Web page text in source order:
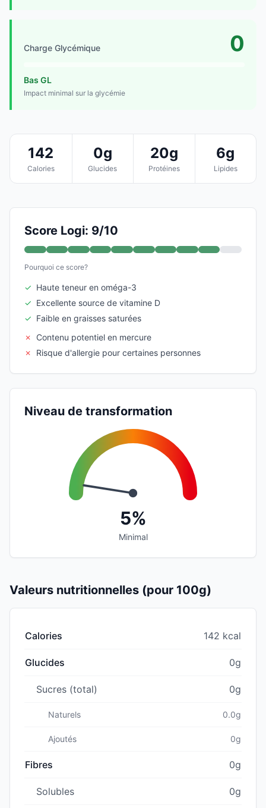
Charge Glycémique 0
Bas GL
Impact minimal sur la glycémie
142
Calories
0g
Glucides
20g
Protéines
6g
Lipides
Score Logi: 9/10
Pourquoi ce score?
✓ Haute teneur en oméga-3
✓ Excellente source de vitamine D
✓ Faible en graisses saturées
✗
Contenu potentiel en mercure
✗
Risque d'allergie pour certaines personnes
Niveau de transformation
5%
Minimal
Valeurs nutritionnelles (pour 100g)
Calories 142 kcal
Glucides 0g
Sucres (total) 0g
Naturels 0.0g
Ajoutés 0g
Fibres 0g
Solubles 0g